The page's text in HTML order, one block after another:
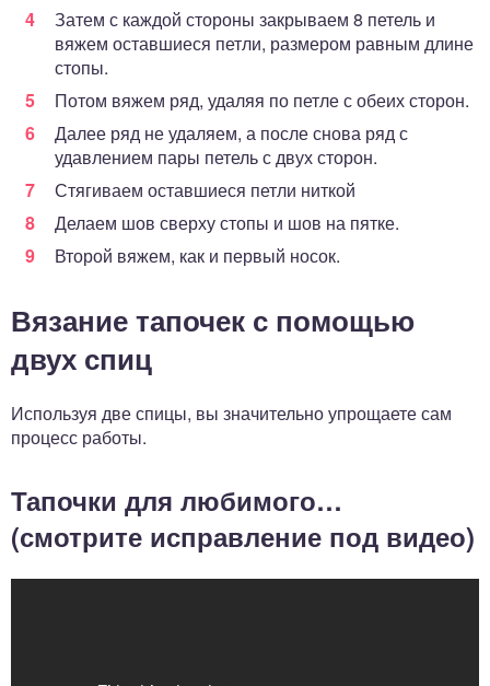
Затем с каждой стороны закрываем 8 петель и
вяжем оставшиеся петли, размером равным длине
стопы.
Потом вяжем ряд, удаляя по петле с обеих сторон.
Далее ряд не удаляем, а после снова ряд с
удавлением пары петель с двух сторон.
Стягиваем оставшиеся петли ниткой
Делаем шов сверху стопы и шов на пятке.
Второй вяжем, как и первый носок.
Вязание тапочек с помощью
двух спиц
Используя две спицы, вы значительно упрощаете сам
процесс работы.
Тапочки для любимого…
(смотрите исправление под видео)